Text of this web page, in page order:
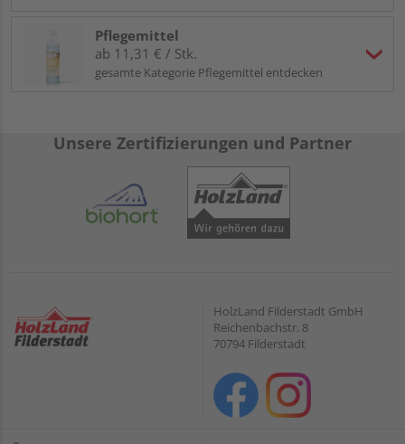
Pflegemittel
ab 11,31 € / Stk.
gesamte Kategorie Pflegemittel entdecken
Unsere Zertifizierungen und Partner
HolzLand Filderstadt GmbH
Reichenbachstr. 8
70794 Filderstadt